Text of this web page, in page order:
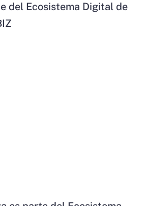
del Ecosistema Digital de